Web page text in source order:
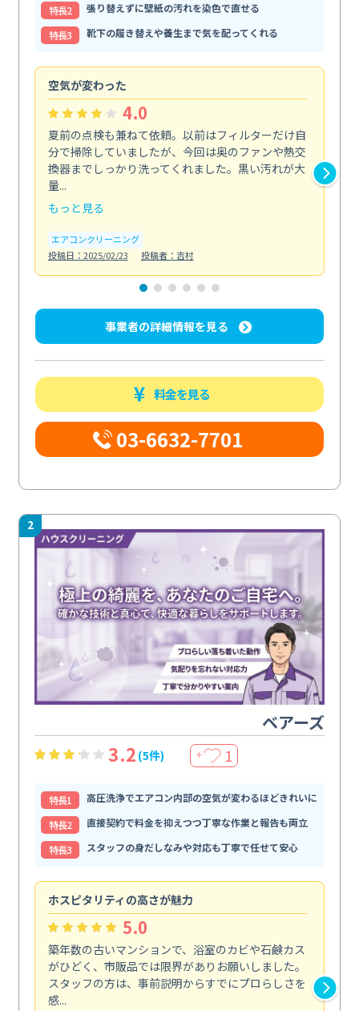
特⻑2
張り替えずに壁紙の汚れを染色で直せる
特⻑3
靴下の履き替えや養生まで気を配ってくれる
空気が変わった
4.0
夏前の点検も兼ねて依頼。以前はフィルターだけ自
分で掃除していましたが、今回は奥のファンや熱交
換器までしっかり洗ってくれました。黒い汚れが大
量...
もっと見る
エアコンクリーニング
投稿日：2025/02/23
投稿者：吉村
事業者の詳細情報を見る
料金を見る
03-6632-7701
2
ベアーズ
3.2 (5件) ＋ 1
特⻑1
高圧洗浄でエアコン内部の空気が変わるほどきれいに
特⻑2
直接契約で料金を抑えつつ丁寧な作業と報告も両立
特⻑3
スタッフの身だしなみや対応も丁寧で任せて安心
ホスピタリティの高さが魅力
5.0
築年数の古いマンションで、浴室のカビや石鹸カス
がひどく、市販品では限界がありお願いしました。
スタッフの方は、事前説明からすでにプロらしさを
感...